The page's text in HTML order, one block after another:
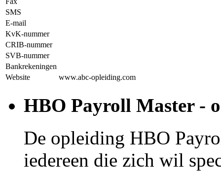
SMS
E-mail
KvK-nummer
CRIB-nummer
SVB-nummer
Bankrekeningen
Website
www.abc-opleiding.com
HBO Payroll Master -
De opleiding HBO
iedereen die zich wil